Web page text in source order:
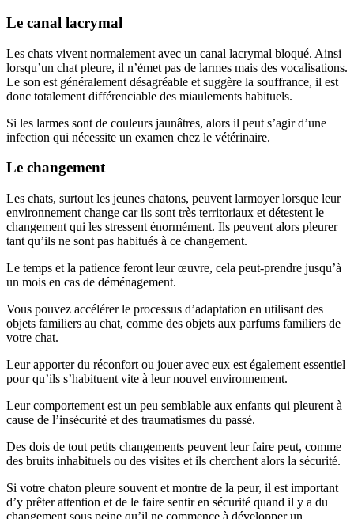
Le canal lacrymal
Les chats vivent normalement avec un canal lacrymal bloqué. Ainsi
lorsqu’un chat pleure, il n’émet pas de larmes mais des vocalisations.
Le son est généralement désagréable et suggère la souffrance, il est
donc totalement différenciable des miaulements habituels.
Si les larmes sont de couleurs jaunâtres, alors il peut s’agir d’une
infection qui nécessite un examen chez le vétérinaire.
Le changement
Les chats, surtout les jeunes chatons, peuvent larmoyer lorsque leur
environnement change car ils sont très territoriaux et détestent le
changement qui les stressent énormément. Ils peuvent alors pleurer
tant qu’ils ne sont pas habitués à ce changement.
Le temps et la patience feront leur œuvre, cela peut-prendre jusqu’à
un mois en cas de déménagement.
Vous pouvez accélérer le processus d’adaptation en utilisant des
objets familiers au chat, comme des objets aux parfums familiers de
votre chat.
Leur apporter du réconfort ou jouer avec eux est également essentiel
pour qu’ils s’habituent vite à leur nouvel environnement.
Leur comportement est un peu semblable aux enfants qui pleurent à
cause de l’insécurité et des traumatismes du passé.
Des dois de tout petits changements peuvent leur faire peut, comme
des bruits inhabituels ou des visites et ils cherchent alors la sécurité.
Si votre chaton pleure souvent et montre de la peur, il est important
d’y prêter attention et de le faire sentir en sécurité quand il y a du
changement sous peine qu’il ne commence à développer un